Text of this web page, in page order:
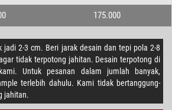
175.000
jadi 2-3 cm. Beri jarak desain dan tepi pola 2-8
tidak terpotong jahitan. Desain terpotong di
Untuk pesanan dalam jumlah banyak,
terlebih dahulu. Kami tidak bertanggung-
jahitan.